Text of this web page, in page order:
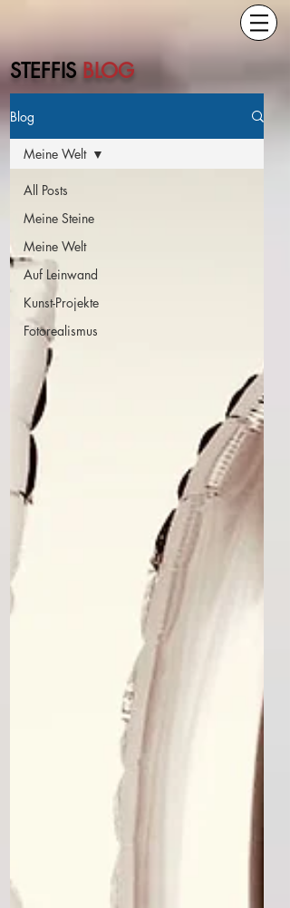
STEFFISBLOG
Blog
All Posts
Meine Steine
Meine Welt
Auf Leinwand
Kunst-Projekte
Fotorealismus
Meine Welt